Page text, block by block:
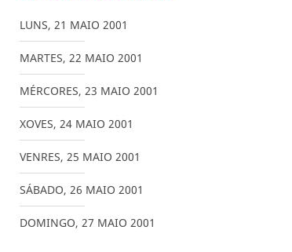
LUNS, 21 MAIO 2001
MARTES, 22 MAIO 2001
MÉRCORES, 23 MAIO 2001
XOVES, 24 MAIO 2001
VENRES, 25 MAIO 2001
SÁBADO, 26 MAIO 2001
DOMINGO, 27 MAIO 2001